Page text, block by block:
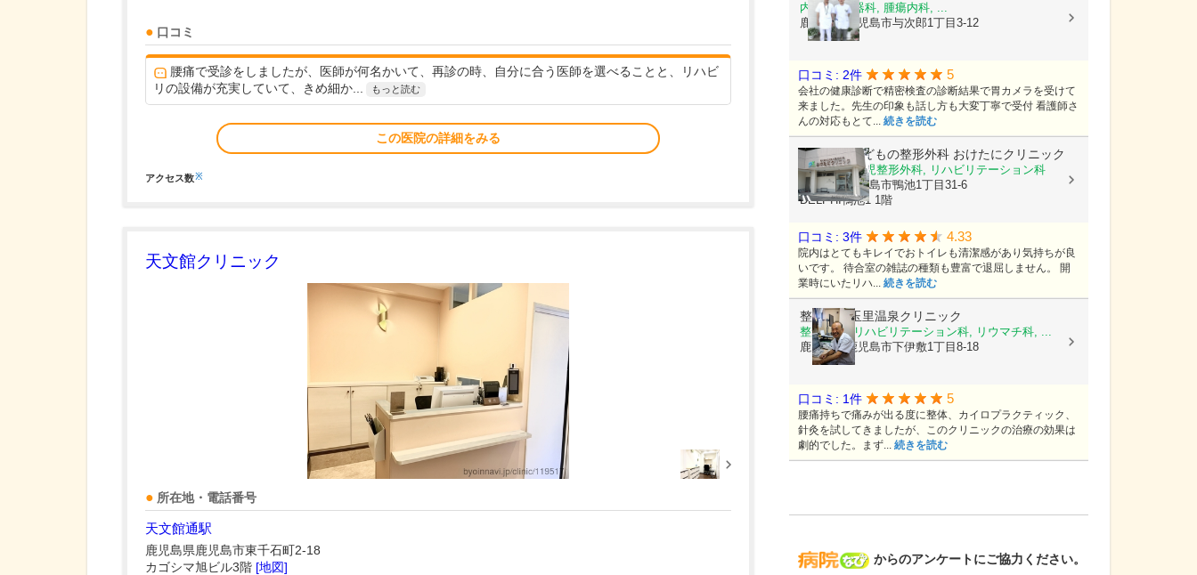
口コミ
腰痛で受診をしましたが、医師が何名かいて、再診の時、自分に合う医師を選べることと、リハビ
リの設備が充実していて、きめ細か...
もっと読む
この医院の詳細をみる
アクセス数※
天文館クリニック
所在地・電話番号
天文館通駅
鹿児島県鹿児島市東千石町2-18
カゴシマ旭ビル3階 [地図]
病院なび
からのアンケートにご協力ください。
内科, 消化器科, 腫瘍内科, ...
鹿児島県鹿児島市与次郎1丁目3-12
口コミ: 2件 5
会社の健康診断で精密検査の診断結果で胃カメラを受けて
来ました。先生の印象も話し方も大変丁寧で受付 看護師さ
んの対応もとて... 続きを読む
おとなとこどもの整形外科 おけたにクリニック
整形外科, 小児整形外科, リハビリテーション科
鹿児島県鹿児島市鴨池1丁目31-6
DELPHI鴨池1 1階
口コミ: 3件 4.33
院内はとてもキレイでおトイレも清潔感があり気持ちが良
いです。 待合室の雑誌の種類も豊富で退屈しません。 開
業時にいたリハ... 続きを読む
整形外科玉里温泉クリニック
整形外科, リハビリテーション科, リウマチ科, ...
鹿児島県鹿児島市下伊敷1丁目8-18
口コミ: 1件 5
腰痛持ちで痛みが出る度に整体、カイロプラクティック、
針灸を試してきましたが、このクリニックの治療の効果は
劇的でした。まず... 続きを読む